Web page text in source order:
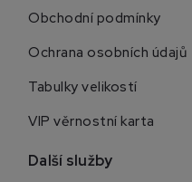
Obchodní podmínky
Ochrana osobních údajů
Tabulky velikostí
VIP věrnostní karta
Další služby